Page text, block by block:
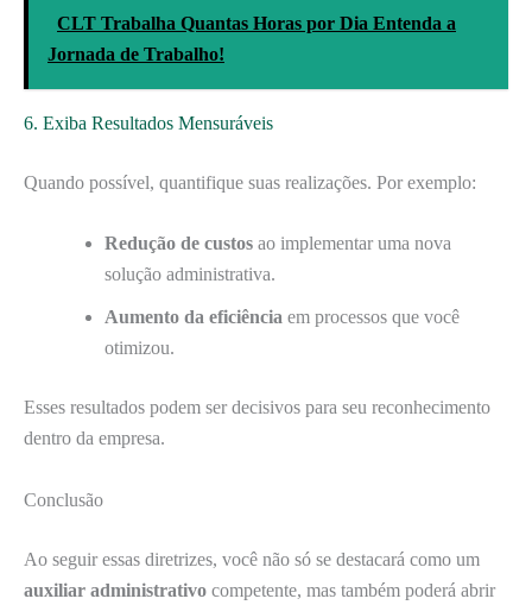
CLT Trabalha Quantas Horas por Dia Entenda a
Jornada de Trabalho!
6. Exiba Resultados Mensuráveis
Quando possível, quantifique suas realizações. Por exemplo:
Redução de custos ao implementar uma nova
solução administrativa.
Aumento da eficiência em processos que você
otimizou.
Esses resultados podem ser decisivos para seu reconhecimento
dentro da empresa.
Conclusão
Ao seguir essas diretrizes, você não só se destacará como um
auxiliar administrativo competente, mas também poderá abrir